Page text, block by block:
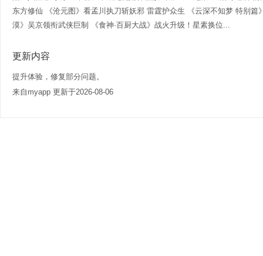
东方修仙 《沧元图》看孟川执刀斩妖邪 雷霆护众生 《云深不知梦 特别
漠》吴京领衔武侠巨制 《食神·百厨大战》战火升级！星素换位...
更新内容
提升体验，修复部分问题。
来自myapp 更新于2026-08-06